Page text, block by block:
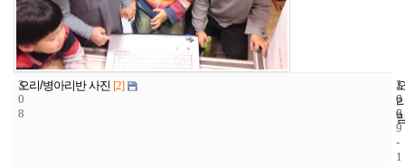
3
0
8
오리/병아리반 사진 [2]
1
6
6
2
0
0
9
-
1